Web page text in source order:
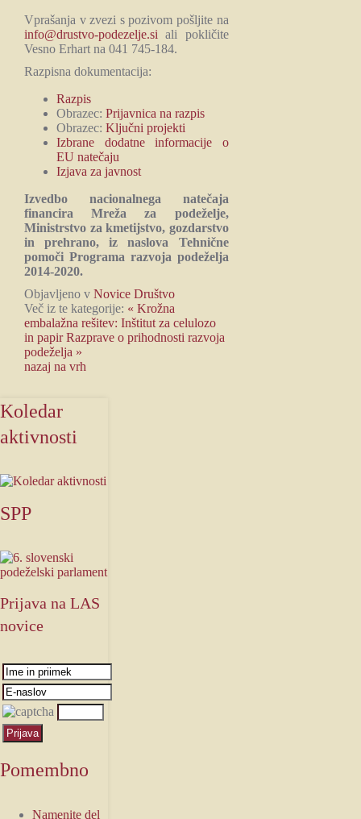
Vprašanja v zvezi s pozivom pošljite na
info@drustvo-podezelje.si ali pokličite
Vesno Erhart na 041 745-184.
Razpisna dokumentacija:
Razpis
Obrazec: Prijavnica na razpis
Obrazec: Ključni projekti
Izbrane dodatne informacije o
EU natečaju
Izjava za javnost
Izvedbo nacionalnega natečaja
financira Mreža za podeželje,
Ministrstvo za kmetijstvo, gozdarstvo
in prehrano, iz naslova Tehnične
pomoči Programa razvoja podeželja
2014-2020.
Objavljeno v Novice Društvo
Več iz te kategorije: « Krožna
embalažna rešitev: Inštitut za celulozo
in papir Razprave o prihodnosti razvoja
podeželja »
nazaj na vrh
Koledar
aktivnosti
SPP
Prijava na LAS
novice
Pomembno
Namenite del